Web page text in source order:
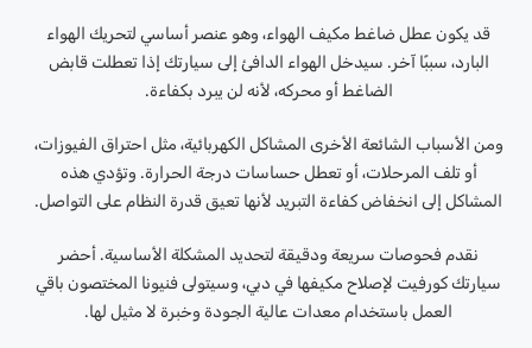
قد يكون عطل ضاغط مكيف الهواء، وهو عنصر أساسي لتحريك الهواء
البارد، سببًا آخر. سيدخل الهواء الدافئ إلى سيارتك إذا تعطلت قابض
الضاغط أو محركه، لأنه لن يبرد بكفاءة.
ومن الأسباب الشائعة الأخرى المشاكل الكهربائية، مثل احتراق الفيوزات،
أو تلف المرحلات، أو تعطل حساسات درجة الحرارة. وتؤدي هذه
المشاكل إلى انخفاض كفاءة التبريد لأنها تعيق قدرة النظام على التواصل.
نقدم فحوصات سريعة ودقيقة لتحديد المشكلة الأساسية. أحضر
سيارتك كورفيت لإصلاح مكيفها في دبي، وسيتولى فنيونا المختصون باقي
العمل باستخدام معدات عالية الجودة وخبرة لا مثيل لها.